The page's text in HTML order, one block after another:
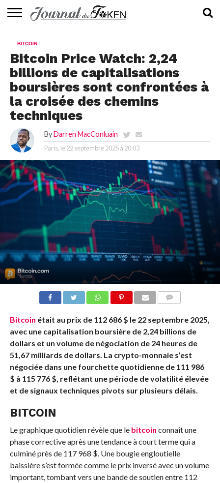
📰
EVALUATION
GUIDE
TENDANCES
À
CONTACTEZ-
BITCOIN
Bitcoin Price Watch: 2,24
billions de capitalisations
boursières sont confrontées à
la croisée des chemins
techniques
By Darren MacConluain
Paris, le 22 septembre 2025 à 20:03
Bitcoin était au prix de 112 686 $ le 22 septembre 2025,
avec une capitalisation boursière de 2,24 billions de
dollars et un volume de négociation de 24 heures de
51,67 milliards de dollars. La crypto-monnaie s’est
négociée dans une fourchette quotidienne de 111 986
$ à 115 776 $, reflétant une période de volatilité élevée
et de signaux techniques pivots sur plusieurs délais.
BITCOIN
Le graphique quotidien révèle que le bitcoin connaît une
phase corrective après une tendance à court terme qui a
culminé près de 117 968 ​​$. Une bougie engloutielle
baissière s’est formée comme le prix inversé avec un volume
important, tombant vers une bande de soutien entre 112